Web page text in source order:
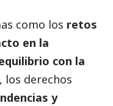
como los retos
en la
con la
, los derechos
y